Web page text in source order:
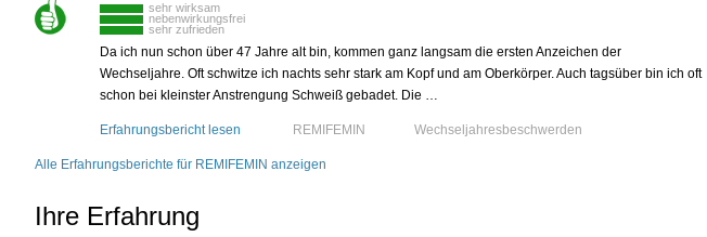
sehr wirksam
nebenwirkungsfrei
sehr zufrieden
Da ich nun schon über 47 Jahre alt bin, kommen ganz langsam die ersten Anzeichen der
Wechseljahre. Oft schwitze ich nachts sehr stark am Kopf und am Oberkörper. Auch tagsüber bin ich oft
schon bei kleinster Anstrengung Schweiß gebadet. Die …
Erfahrungsbericht lesen REMIFEMIN Wechseljahresbeschwerden
Alle Erfahrungsberichte für REMIFEMIN anzeigen
Ihre Erfahrung